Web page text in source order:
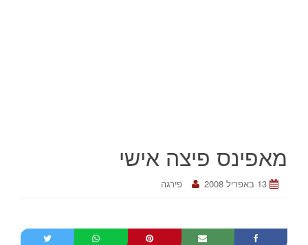
מאפינס פיצה אישי
13 באפריל 2008 פירגה